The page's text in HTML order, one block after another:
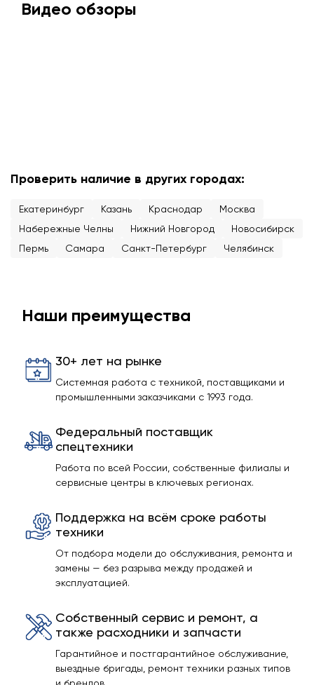
Видео обзоры
Проверить наличие в других городах:
Екатеринбург Казань Краснодар
Москва
Набережные Челны
Нижний Новгород
Новосибирск
Пермь
Самара Санкт-Петербург Челябинск
Наши преимущества
30+ лет на рынке
Системная работа с техникой, поставщиками и
промышленными заказчиками с 1993 года.
Федеральный поставщик
спецтехники
Работа по всей России, собственные филиалы и
сервисные центры в ключевых регионах.
Поддержка на всём сроке работы
техники
От подбора модели до обслуживания, ремонта и
замены — без разрыва между продажей и
эксплуатацией.
Собственный сервис и ремонт, а
также расходники и запчасти
Гарантийное и постгарантийное обслуживание,
выездные бригады, ремонт техники разных типов